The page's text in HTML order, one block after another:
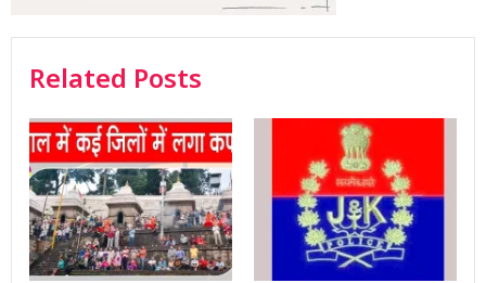
Related Posts